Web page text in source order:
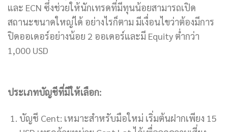
และ ECN ซึ่งช่วยให้นักเทรดที่มีทุนน้อยสามารถเปิด
สถานะขนาดใหญ่ได้ อย่างไรก็ตาม มีเงื่อนไขว่าต้องมีการ
ปิดออเดอร์อย่างน้อย 2 ออเดอร์และมี Equity ต่ำกว่า
1,000 USD
ประเภทบัญชีที่มีให้เลือก:
บัญชี Cent: เหมาะสำหรับมือใหม่ เริ่มต้นฝากเพียง 15